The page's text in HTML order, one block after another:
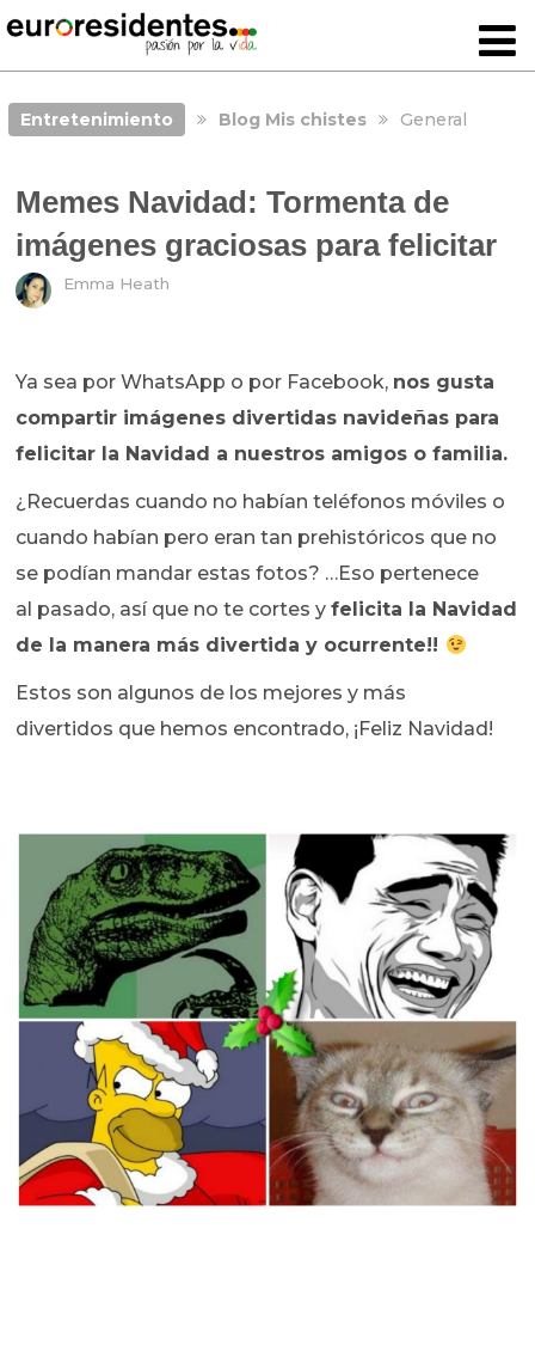
Entretenimiento Blog Mis chistes General
Memes Navidad: Tormenta de
imágenes graciosas para felicitar
Emma Heath
Ya sea por WhatsApp o por Facebook, nos gusta
compartir imágenes divertidas navideñas para
felicitar la Navidad a nuestros amigos o familia.
¿Recuerdas cuando no habían teléfonos móviles o
cuando habían pero eran tan prehistóricos que no
se podían mandar estas fotos? …Eso pertenece
al pasado, así que no te cortes yfelicita la Navidad
de la manera más divertida y ocurrente!!
Estos son algunos de los mejores y más
divertidos que hemos encontrado, ¡Feliz Navidad!